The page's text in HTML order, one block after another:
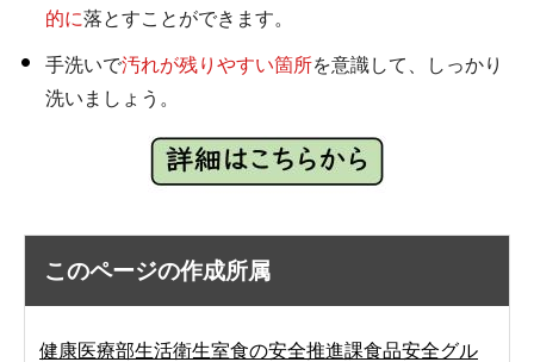
的に落とすことができます。
手洗いで汚れが残りやすい箇所を意識して、しっかり
洗いましょう。
このページの作成所属
健康医療部生活衛生室食の安全推進課食品安全グル